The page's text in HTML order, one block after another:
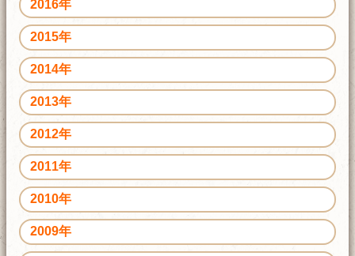
2016年
2015年
2014年
2013年
2012年
2011年
2010年
2009年